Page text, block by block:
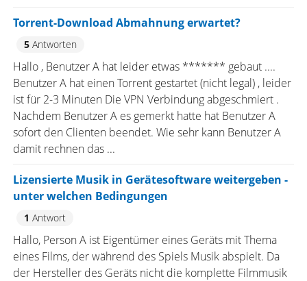
Torrent-Download Abmahnung erwartet?
5Antworten
Hallo , Benutzer A hat leider etwas ******* gebaut ....
Benutzer A hat einen Torrent gestartet (nicht legal) , leider
ist für 2-3 Minuten Die VPN Verbindung abgeschmiert .
Nachdem Benutzer A es gemerkt hatte hat Benutzer A
sofort den Clienten beendet. Wie sehr kann Benutzer A
damit rechnen das ...
Lizensierte Musik in Gerätesoftware weitergeben -
unter welchen Bedingungen
1 Antwort
Hallo, Person A ist Eigentümer eines Geräts mit Thema
eines Films, der während des Spiels Musik abspielt. Da
der Hersteller des Geräts nicht die komplette Filmmusik